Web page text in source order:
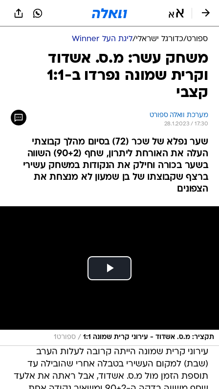
ספורט/כדורגל ישראלי/ליגת העל Winner
משחק עשר: מ.ס. אשדוד
וקרית שמונה נפרדו ב-1:1
קצבי
מערכת וואלה ספורט
28.1.2023 / 17:30
שער נפלא של שכר (72) בסיום מהלך קבוצתי
העלה את האורחת ליתרון, שחף (90+2) השווה
בשער בכורה וחילק את הנקודות במשחק עשירי
ברצף שקבוצתו של בן שמעון לא מנצחת את
הצפונים
תקציר: מ.ס. אשדוד - עירוני קרית שמונה 1:1 / ספורט1
עירוני קרית שמונה הייתה קרובה לעלות הערב
(שבת) למקום העשירי בטבלה אחרי שהובילה עד
תוספת הזמן מול מ.ס. אשדוד, אבל ראתה את אלעד